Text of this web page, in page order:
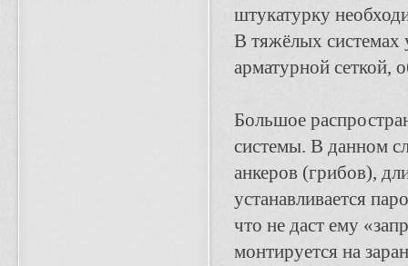
штукатурку
В тяжёлых системах
арматурной сеткой,
Большое
системы. В данном
анкеров (грибов),
устанавливается
что не даст ему
монтируется на